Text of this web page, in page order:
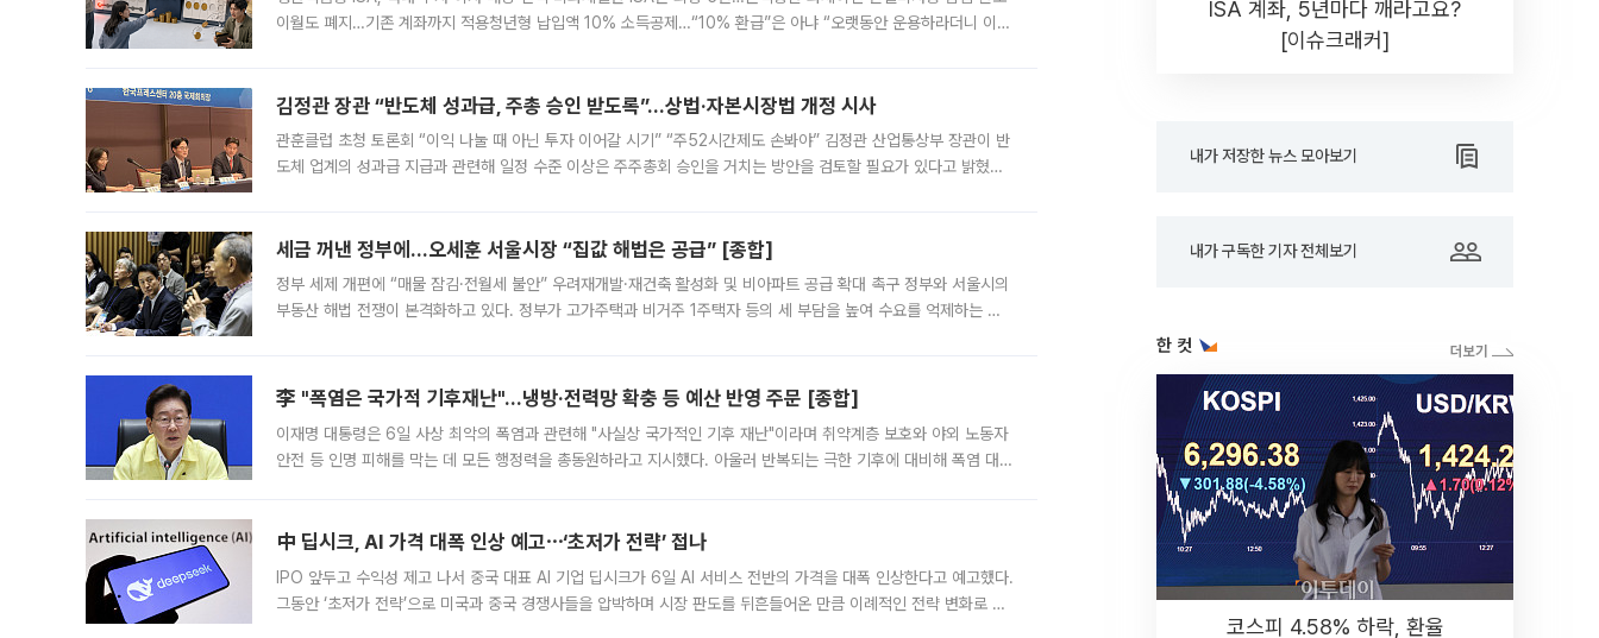
이월도 폐지…기존 계좌까지 적용청년형 납입액 10% 소득공제…“10% 환급”은 아냐 “오랫동안 운용하라더니 이제
김정관 장관 “반도체 성과급, 주총 승인 받도록”…상법·자본시장법 개정 시사
관훈클럽 초청 토론회 “이익 나눌 때 아닌 투자 이어갈 시기” “주52시간제도 손봐야” 김정관 산업통상부 장관이 반
도체 업계의 성과급 지급과 관련해 일정 수준 이상은 주주총회 승인을 거치는 방안을 검토할 필요가 있다고 밝혔다.
세금 꺼낸 정부에…오세훈 서울시장 “집값 해법은 공급” [종합]
정부 세제 개편에 “매물 잠김·전월세 불안” 우려재개발·재건축 활성화 및 비아파트 공급 확대 촉구 정부와 서울시의
부동산 해법 전쟁이 본격화하고 있다. 정부가 고가주택과 비거주 1주택자 등의 세 부담을 높여 수요를 억제하는 카
李 "폭염은 국가적 기후재난"…냉방·전력망 확충 등 예산 반영 주문 [종합]
이재명 대통령은 6일 사상 최악의 폭염과 관련해 "사실상 국가적인 기후 재난"이라며 취약계층 보호와 야외 노동자
안전 등 인명 피해를 막는 데 모든 행정력을 총동원하라고 지시했다. 아울러 반복되는 극한 기후에 대비해 폭염 대응
中 딥시크, AI 가격 대폭 인상 예고⋯‘초저가 전략’ 접나
IPO 앞두고 수익성 제고 나서 중국 대표 AI 기업 딥시크가 6일 AI 서비스 전반의 가격을 대폭 인상한다고 예고했다.
그동안 ‘초저가 전략’으로 미국과 중국 경쟁사들을 압박하며 시장 판도를 뒤흔들어온 만큼 이례적인 전략 변화로 평
ISA 계좌, 5년마다 깨라고요?
[이슈크래커]
내가 저장한 뉴스 모아보기
내가 구독한 기자 전체보기
한 컷
코스피 4.58% 하락, 환율